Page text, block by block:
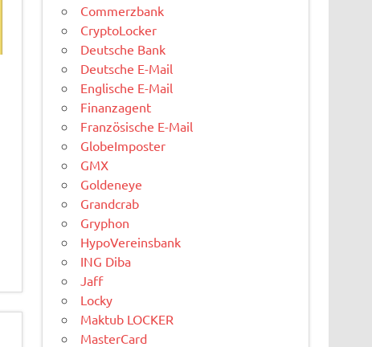
Commerzbank
CryptoLocker
Deutsche Bank
Deutsche E-Mail
Englische E-Mail
Finanzagent
Französische E-Mail
GlobeImposter
GMX
Goldeneye
Grandcrab
Gryphon
HypoVereinsbank
ING Diba
Jaff
Locky
Maktub LOCKER
MasterCard